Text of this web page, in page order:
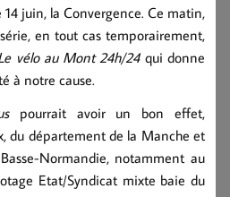
juin, la Convergence. Ce matin,
en tout cas temporairement,
vélo au Mont 24h/24qui donne
à notre cause.
pourrait avoir un bon effet,
du département de la Manche et
Normandie, notamment au
Etat/Syndicat mixte baie du